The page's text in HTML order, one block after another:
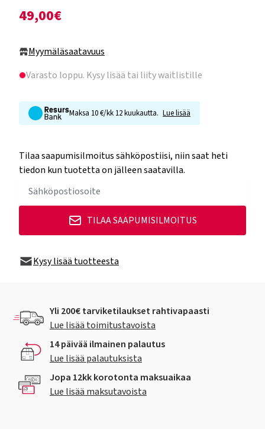
49,00€
Myymäläsaatavuus
Varasto loppu. Kysy lisää tai liity waitlistille
Maksa 10 €/kk 12 kuukautta. Lue lisää
Tilaa saapumisilmoitus sähköpostiisi, niin saat heti
tiedon kun tuotetta on jälleen saatavilla.
TILAA SAAPUMISILMOITUS
Kysy lisää tuotteesta
Yli 200€ tarviketilaukset rahtivapaasti
Lue lisää toimitustavoista
14 päivää ilmainen palautus
Lue lisää palautuksista
Jopa 12kk korotonta maksuaikaa
Lue lisää maksutavoista